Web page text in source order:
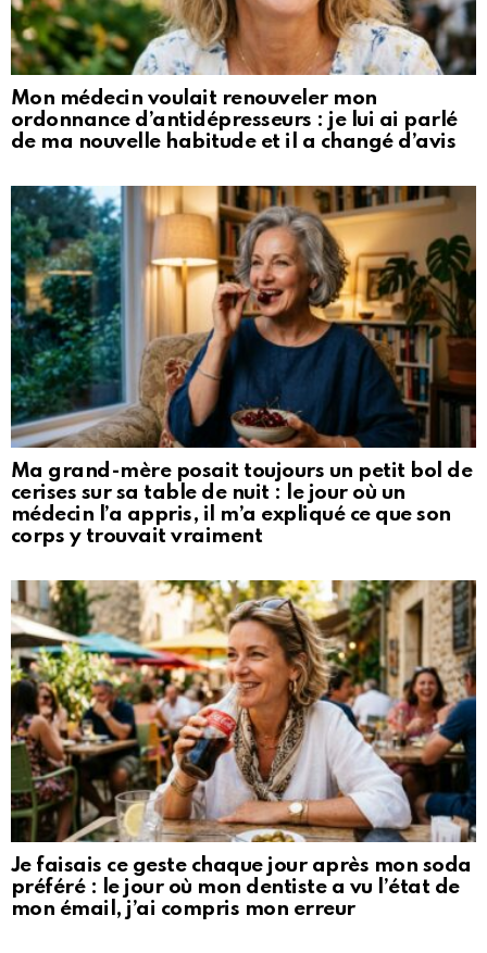
Mon médecin voulait renouveler mon
ordonnance d’antidépresseurs : je lui ai parlé
de ma nouvelle habitude et il a changé d’avis
Ma grand-mère posait toujours un petit bol de
cerises sur sa table de nuit : le jour où un
médecin l’a appris, il m’a expliqué ce que son
corps y trouvait vraiment
Je faisais ce geste chaque jour après mon soda
préféré : le jour où mon dentiste a vu l’état de
mon émail, j’ai compris mon erreur